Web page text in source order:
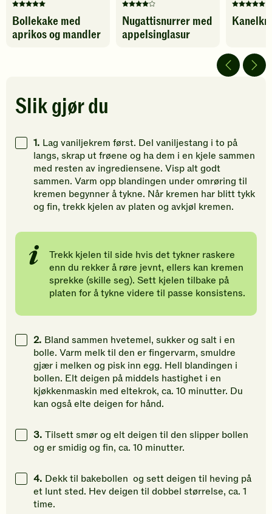
Denne
oppskriften
har
stjerner.
Klikk
å
gi
vurdering.
Bollekake med
aprikos og mandler
Denne
oppskriften
har
gi
din
vurdering.
Nugattisnurrer med
appelsinglasur
Denne
5
av
å
gi
din
Slik gjør du
1. Lag vaniljekrem først. Del vaniljestang i to på
langs, skrap ut frøene og ha dem i en kjele sammen
med resten av ingrediensene. Visp alt godt
sammen. Varm opp blandingen under omrøring til
kremen begynner å tykne. Når kremen har blitt tykk
og fin, trekk kjelen av platen og avkjøl kremen.
Trekk kjelen til side hvis det tykner raskere
enn du rekker å røre jevnt, ellers kan kremen
sprekke (skille seg). Sett kjelen tilbake på
platen for å tykne videre til passe konsistens.
2. Bland sammen hvetemel, sukker og salt i en
bolle. Varm melk til den er fingervarm, smuldre
gjær i melken og pisk inn egg. Hell blandingen i
bollen. Elt deigen på middels hastighet i en
kjøkkenmaskin med eltekrok, ca. 10 minutter. Du
kan også elte deigen for hånd.
3. Tilsett smør og elt deigen til den slipper bollen
og er smidig og fin, ca. 10 minutter.
4. Dekk til bakebollen og sett deigen til heving på
et lunt sted. Hev deigen til dobbel størrelse, ca. 1
time.